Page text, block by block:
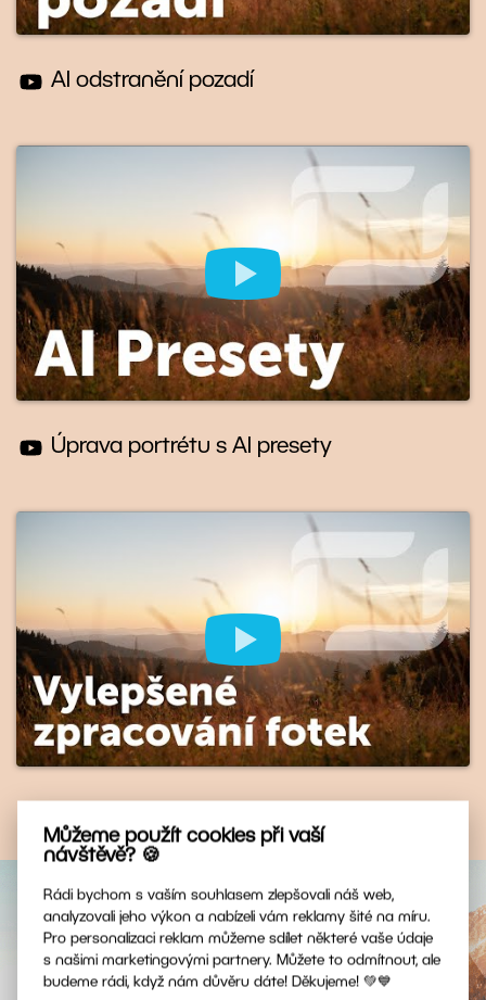
Můžeme použít cookies při vaší
návštěvě? 🍪
Rádi bychom s vaším souhlasem zlepšovali náš web,
analyzovali jeho výkon a nabízeli vám reklamy šité na míru.
Pro personalizaci reklam můžeme sdílet některé vaše údaje
s našimi marketingovými partnery. Můžete to odmítnout, ale
budeme rádi, když nám důvěru dáte! Děkujeme! 💚💙
AI odstranění pozadí
Úprava portrétu s AI presety
Vyzkoušejte AI novinky